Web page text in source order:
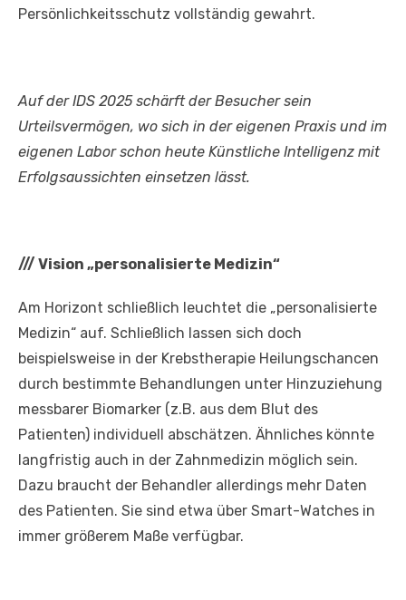
Persönlichkeitsschutz vollständig gewahrt.
Auf der IDS 2025 schärft der Besucher sein
Urteilsvermögen, wo sich in der eigenen Praxis und im
eigenen Labor schon heute Künstliche Intelligenz mit
Erfolgsaussichten einsetzen lässt.
/// Vision „personalisierte Medizin“
Am Horizont schließlich leuchtet die „personalisierte
Medizin“ auf. Schließlich lassen sich doch
beispielsweise in der Krebstherapie Heilungschancen
durch bestimmte Behandlungen unter Hinzuziehung
messbarer Biomarker (z.B. aus dem Blut des
Patienten) individuell abschätzen. Ähnliches könnte
langfristig auch in der Zahnmedizin möglich sein.
Dazu braucht der Behandler allerdings mehr Daten
des Patienten. Sie sind etwa über Smart-Watches in
immer größerem Maße verfügbar.